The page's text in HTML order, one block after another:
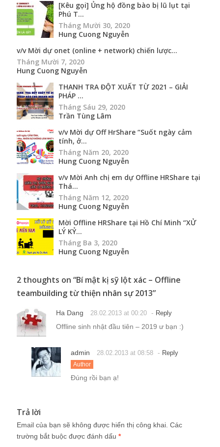
[Kêu gọi] Ủng hộ đồng bào bị lũ lụt tại
Phú T...
Tháng Mười 30, 2020
Hung Cuong Nguyễn
v/v Mời dự onet (online + network) chiến lược...
Tháng Mười 7, 2020
Hung Cuong Nguyễn
THANH TRA ĐỘT XUẤT TỪ 2021 – GIẢI
PHÁP ...
Tháng Sáu 29, 2020
Trần Tùng Lâm
v/v Mời dự Off HrShare “Suốt ngày cảm
tính, ở...
Tháng Năm 20, 2020
Hung Cuong Nguyễn
v/v Mời Anh chị em dự Offline HRShare tại
Thá...
Tháng Năm 12, 2020
Hung Cuong Nguyễn
Mời Offline HRShare tại Hồ Chí Minh “XỬ
LÝ KỶ...
Tháng Ba 3, 2020
Hung Cuong Nguyễn
2 thoughts on “Bí mật kị sỹ lột xác – Offline
teambuilding từ thiện nhân sự 2013”
Ha Dang 28.02.2013 at 00:20 - Reply
Offline sinh nhật đầu tiên – 2019 ư bạn :)
admin 28.02.2013 at 08:58 - Reply
Author
Đúng rồi bạn ạ!
Trả lời
Email của bạn sẽ không được hiển thị công khai. Các
trường bắt buộc được đánh dấu *